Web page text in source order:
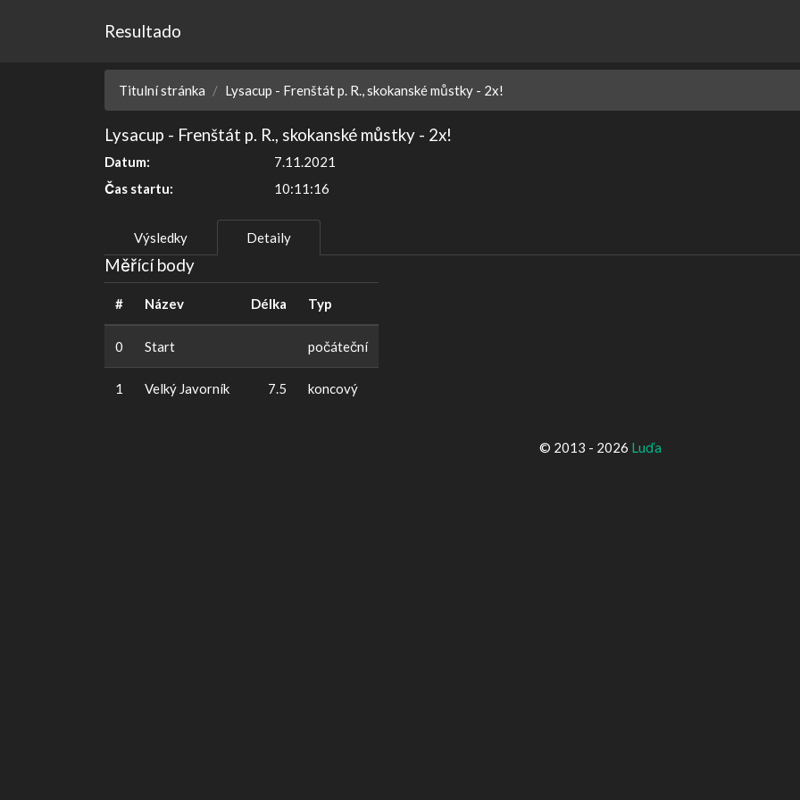
Resultado
Titulní stránka Lysacup - Frenštát p. R., skokanské můstky - 2x!
Lysacup - Frenštát p. R., skokanské můstky - 2x!
Datum:
7.11.2021
Čas startu:
10:11:16
Výsledky Detaily
Měřící body
# Název Délka Typ
0 Start počáteční
1 Velký Javorník 7.5 koncový
© 2013 - 2026 Luďa